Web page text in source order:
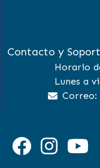
Contacto y
Horario
Lunes a
Correo: